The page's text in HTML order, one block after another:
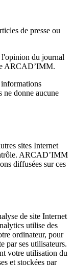
de presse ou
l'opinion du journal
ARCAD’IMM.
ne donne aucune
sites Internet
ARCAD’IMM
diffusées sur ces
de site Internet
utilise des
ordinateur, pour
par ses utilisateurs.
votre utilisation du
et stockées par